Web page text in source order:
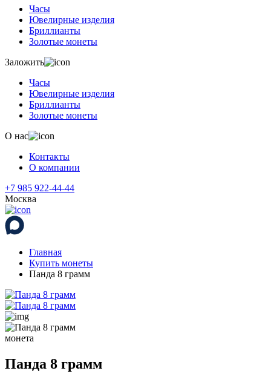
Часы
Ювелирные изделия
Бриллианты
Золотые монеты
Заложить
Часы
Ювелирные изделия
Бриллианты
Золотые монеты
О нас
Контакты
О компании
+7 985 922-44-44
Москва
Главная
Купить монеты
Панда 8 грамм
монета
Панда 8 грамм